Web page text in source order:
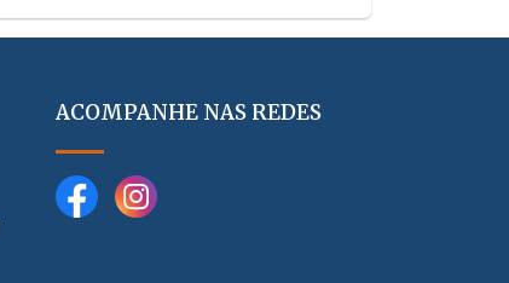
ACOMPANHE NAS REDES